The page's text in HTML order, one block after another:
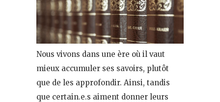
Nous vivons dans une ère où il vaut
mieux accumuler ses savoirs, plutôt
que de les approfondir. Ainsi, tandis
que certain.e.s aiment donner leurs